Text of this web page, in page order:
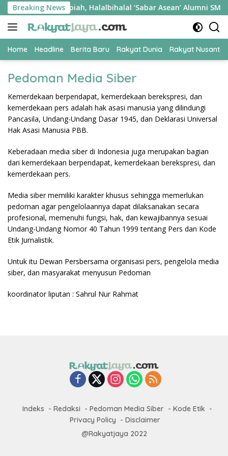
Skip
to
content
Breaking News
Jutaan Rupiah, Halalbihalal ‘Sabar Asean’ Alumni
Home Headline Berita Baru Rakyat Dunia Rakyat
Pedoman Media Siber
Kemerdekaan berpendapat, kemerdekaan berekspresi, dan
kemerdekaan pers adalah hak asasi manusia yang dilindungi
Pancasila, Undang-Undang Dasar 1945, dan Deklarasi Universal
Hak Asasi Manusia PBB.
Keberadaan media siber di Indonesia juga merupakan bagian
dari kemerdekaan berpendapat, kemerdekaan berekspresi, dan
kemerdekaan pers.
Media siber memiliki karakter khusus sehingga memerlukan
pedoman agar pengelolaannya dapat dilaksanakan secara
profesional, memenuhi fungsi, hak, dan kewajibannya sesuai
Undang-Undang Nomor 40 Tahun 1999 tentang Pers dan Kode
Etik Jurnalistik.
Untuk itu Dewan Persbersama organisasi pers, pengelola media
siber, dan masyarakat menyusun Pedoman
koordinator liputan : Sahrul Nur Rahmat
Indeks Redaksi Pedoman Media Siber
Kode Etik
Privacy Policy
Disclaimer
@Rakyatjaya 2022